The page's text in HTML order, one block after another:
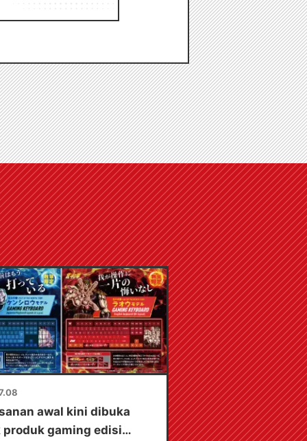
awal kini dibuka
gaming edisi